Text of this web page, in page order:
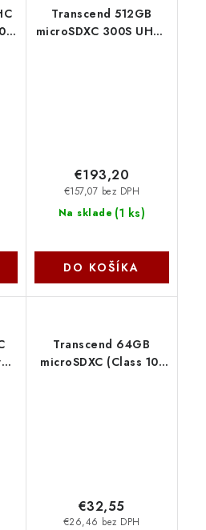
Transcend 512GB
microSDXC 300S UHS-I
Na sklade (1 ks)
€157,07 bez DPH
€193,20
DO KOŠÍKA
Transcend 64GB
microSDXC (Class 10)
€26,46 bez DPH
€32,55